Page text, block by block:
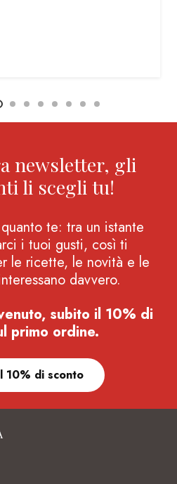
newsletter, gli
li scegli tu!
te: tra un istante
i tuoi gusti, così ti
le ricette, le novità e le
davvero.
subito il 10% di
primo ordine.
10% di sconto